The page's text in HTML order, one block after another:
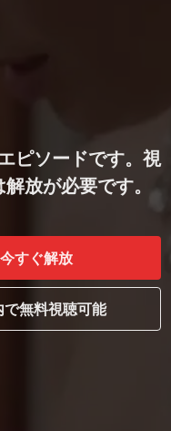
ピソードです。視
放が必要です。
今すぐ解放
で無料視聴可能